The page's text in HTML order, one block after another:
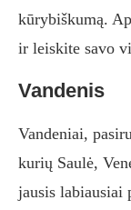
kūrybiškumą.
ir leiskite savo
Vandenis
Vandeniai,
kurių Saulė,
jausis labiausiai